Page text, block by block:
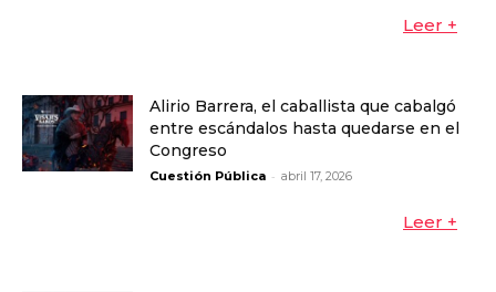
Leer +
Alirio Barrera, el caballista que cabalgó
entre escándalos hasta quedarse en el
Congreso
Cuestión Pública - abril 17, 2026
Leer +